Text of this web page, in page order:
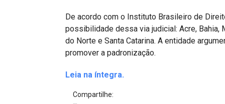
De acordo com o Instituto Brasileiro de
possibilidade dessa via judicial: Acre, Bahia,
do Norte e Santa Catarina. A entidade
promover a padronização.
Leia na íntegra.
Compartilhe: